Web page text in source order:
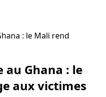
: le Mali rend
au Ghana : le
aux victimes